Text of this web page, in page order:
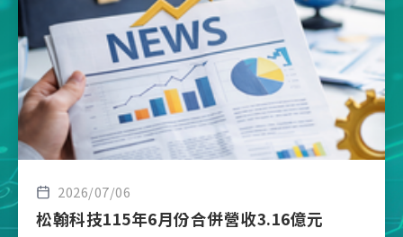
2026/07/06
松翰科技115年6月份合併營收3.16億元